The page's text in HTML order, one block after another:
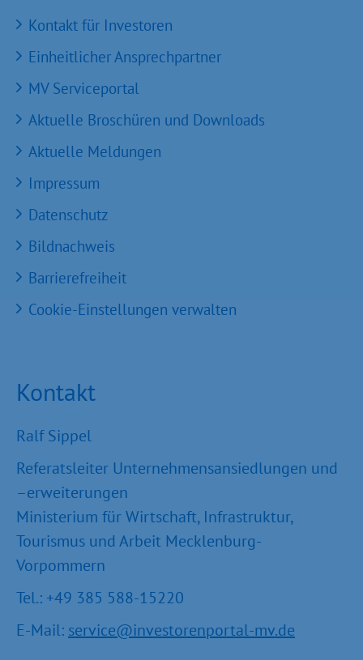
Kontakt für Investoren
Einheitlicher Ansprechpartner
MV Serviceportal
Aktuelle Broschüren und Downloads
Aktuelle Meldungen
Impressum
Datenschutz
Bildnachweis
Barrierefreiheit
Cookie-Einstellungen verwalten
Kontakt
Ralf Sippel
Referatsleiter Unternehmensansiedlungen und
–erweiterungen
Ministerium für Wirtschaft, Infrastruktur,
Tourismus und Arbeit Mecklenburg-
Vorpommern
Tel.: +49 385 588-15220
E-Mail: service@investorenportal-mv.de